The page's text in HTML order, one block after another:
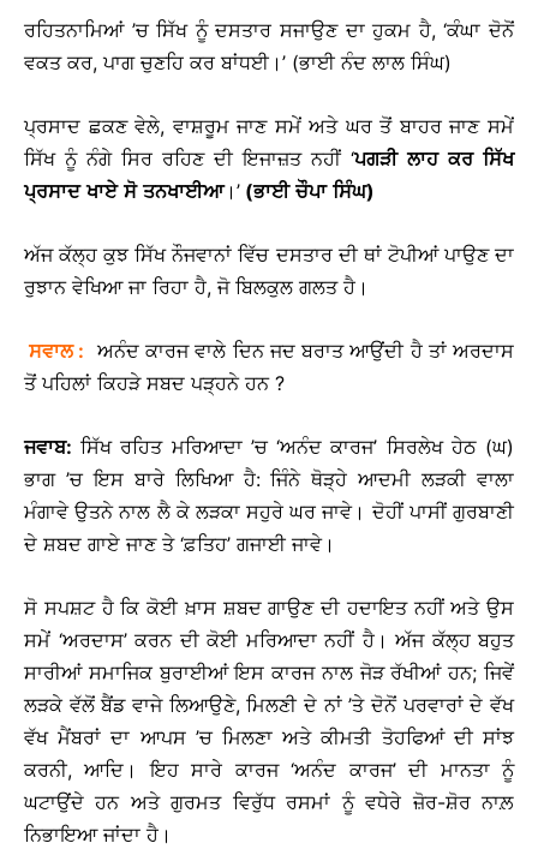
ਰਹਿਤਨਾਮਿਆਂ ’ਚ ਸਿੱਖ ਨੂੰ ਦਸਤਾਰ ਸਜਾਉਣ ਦਾ ਹੁਕਮ ਹੈ, ‘ਕੰਘਾ ਦੋਨੋਂ
ਵਕਤ ਕਰ, ਪਾਗ ਚੁਣਹਿ ਕਰ ਬਾਂਧਈ।’ (ਭਾਈ ਨੰਦ ਲਾਲ ਸਿੰਘ)
ਪ੍ਰਸਾਦ ਛਕਣ ਵੇਲੇ, ਵਾਸ਼ਰੂਮ ਜਾਣ ਸਮੇਂ ਅਤੇ ਘਰ ਤੋਂ ਬਾਹਰ ਜਾਣ ਸਮੇਂ
ਸਿੱਖ ਨੂੰ ਨੰਗੇ ਸਿਰ ਰਹਿਣ ਦੀ ਇਜਾਜ਼ਤ ਨਹੀਂ ‘ਪਗੜੀ ਲਾਹ ਕਰ ਸਿੱਖ
ਪ੍ਰਸਾਦ ਖਾਏ ਸੋ ਤਨਖਾਈਆ।’ (ਭਾਈ ਚੌਪਾ ਸਿੰਘ)
ਅੱਜ ਕੱਲ੍ਹ ਕੁਝ ਸਿੱਖ ਨੌਜਵਾਨਾਂ ਵਿੱਚ ਦਸਤਾਰ ਦੀ ਥਾਂ ਟੋਪੀਆਂ ਪਾਉਣ ਦਾ
ਰੁਝਾਨ ਵੇਖਿਆ ਜਾ ਰਿਹਾ ਹੈ, ਜੋ ਬਿਲਕੁਲ ਗਲਤ ਹੈ।
ਸਵਾਲ: ਅਨੰਦ ਕਾਰਜ ਵਾਲੇ ਦਿਨ ਜਦ ਬਰਾਤ ਆਉਂਦੀ ਹੈ ਤਾਂ ਅਰਦਾਸ
ਤੋਂ ਪਹਿਲਾਂ ਕਿਹੜੇ ਸਬਦ ਪੜ੍ਹਨੇ ਹਨ ?
ਜਵਾਬ: ਸਿੱਖ ਰਹਿਤ ਮਰਿਆਦਾ ’ਚ ‘ਅਨੰਦ ਕਾਰਜ’ ਸਿਰਲੇਖ ਹੇਠ (ਘ)
ਭਾਗ ’ਚ ਇਸ ਬਾਰੇ ਲਿਖਿਆ ਹੈ: ਜਿੰਨੇ ਥੋੜ੍ਹੇ ਆਦਮੀ ਲੜਕੀ ਵਾਲਾ
ਮੰਗਾਵੇ ਉਤਨੇ ਨਾਲ ਲੈ ਕੇ ਲੜਕਾ ਸਹੁਰੇ ਘਰ ਜਾਵੇ। ਦੋਹੀਂ ਪਾਸੀਂ ਗੁਰਬਾਣੀ
ਦੇ ਸ਼ਬਦ ਗਾਏ ਜਾਣ ਤੇ ‘ਫ਼ਤਿਹ’ ਗਜਾਈ ਜਾਵੇ।
ਸੋ ਸਪਸ਼ਟ ਹੈ ਕਿ ਕੋਈ ਖ਼ਾਸ ਸ਼ਬਦ ਗਾਉਣ ਦੀ ਹਦਾਇਤ ਨਹੀਂ ਅਤੇ ਉਸ
ਸਮੇਂ ‘ਅਰਦਾਸ’ ਕਰਨ ਦੀ ਕੋਈ ਮਰਿਆਦਾ ਨਹੀਂ ਹੈ। ਅੱਜ ਕੱਲ੍ਹ ਬਹੁਤ
ਸਾਰੀਆਂ ਸਮਾਜਿਕ ਬੁਰਾਈਆਂ ਇਸ ਕਾਰਜ ਨਾਲ ਜੋੜ ਰੱਖੀਆਂ ਹਨ; ਜਿਵੇਂ
ਲੜਕੇ ਵੱਲੋਂ ਬੈਂਡ ਵਾਜੇ ਲਿਆਉਣੇ, ਮਿਲਣੀ ਦੇ ਨਾਂ ’ਤੇ ਦੋਨੋਂ ਪਰਵਾਰਾਂ ਦੇ ਵੱਖ
ਵੱਖ ਮੈਂਬਰਾਂ ਦਾ ਆਪਸ ’ਚ ਮਿਲਣਾ ਅਤੇ ਕੀਮਤੀ ਤੋਹਫਿਆਂ ਦੀ ਸਾਂਝ
ਕਰਨੀ, ਆਦਿ। ਇਹ ਸਾਰੇ ਕਾਰਜ ‘ਅਨੰਦ ਕਾਰਜ’ ਦੀ ਮਾਨਤਾ ਨੂੰ
ਘਟਾਉਂਦੇ ਹਨ ਅਤੇ ਗੁਰਮਤ ਵਿਰੁੱਧ ਰਸਮਾਂ ਨੂੰ ਵਧੇਰੇ ਜ਼ੋਰ-ਸ਼ੋਰ ਨਾਲ਼
ਨਿਭਾਇਆ ਜਾਂਦਾ ਹੈ।